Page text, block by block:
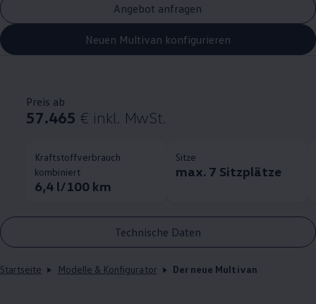
Angebot anfragen
Neuen Multivan konfigurieren
Preis ab
57.465 € inkl. MwSt.
Kraftstoffverbrauch
kombiniert
6,4 l/100 km
Sitze
max. 7 Sitzplätze
Technische Daten
Startseite Modelle & Konfigurator Der neue Multivan